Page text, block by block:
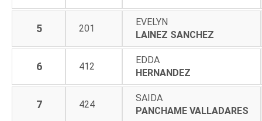
5 201
EVELYN
LAINEZ SANCHEZ
6 412
EDDA
HERNANDEZ
7 424
SAIDA
PANCHAME VALLADARES